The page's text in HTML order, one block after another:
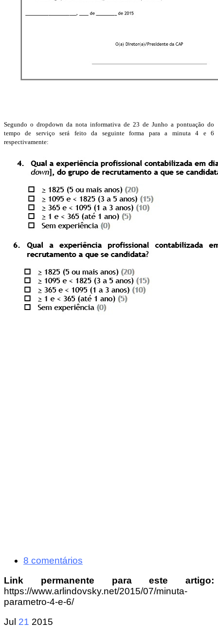
Segundo o dropdown da nota informativa de 23 de Junho a pontuação do
tempo de serviço será feito da seguinte forma para a minuta 4 e 6
respectivamente:
8 comentários
Link permanente para este artigo:
https://www.arlindovsky.net/2015/07/minuta-
parametro-4-e-6/
Jul 21 2015